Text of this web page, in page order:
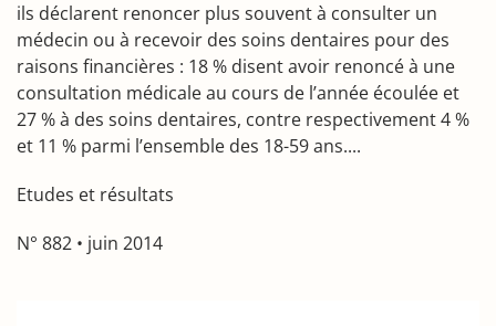
ils déclarent renoncer plus souvent à consulter un
médecin ou à recevoir des soins dentaires pour des
raisons financières : 18 % disent avoir renoncé à une
consultation médicale au cours de l’année écoulée et
27 % à des soins dentaires, contre respectivement 4 %
et 11 % parmi l’ensemble des 18-59 ans....
Etudes et résultats
N° 882 • juin 2014